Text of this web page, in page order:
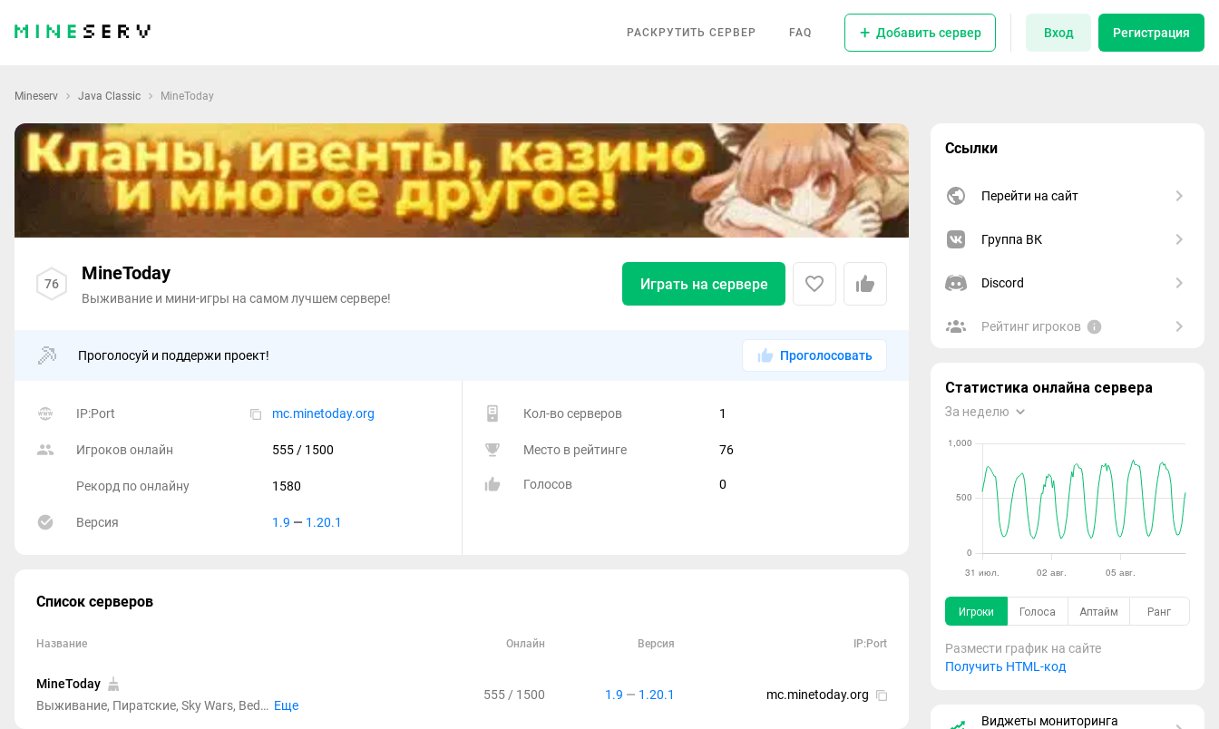
РАСКРУТИТЬ СЕРВЕР FAQ Добавить сервер Вход Регистрация
Mineserv Java Classic MineToday
76 MineToday
Выживание и мини-игры на самом лучшем сервере!
Играть на сервере
Проголосуй и поддержи проект! Проголосовать
IP:Port mc.minetoday.org
Игроков онлайн 555/ 1500
Рекорд по онлайну 1580
Версия 1.9 — 1.20.1
Кол-во серверов 1
Место в рейтинге 76
Голосов 0
Список серверов
Название Онлайн Версия IP:Port
MineToday
Выживание, Пиратские, Sky Wars, Bed Wars, Build battle, Паркур, PVP, Кланы, Свадьбы, Без дюпа, Кит старт, Авто-шахта, Магазины, Работы, Кейсы Еще
555 / 1500 1.9 — 1.20.1 mc.minetoday.org
Ссылки
Перейти на сайт
Группа ВК
Discord
Рейтинг игроков
Размести график на сайте
Получить HTML-код
Виджеты мониторинга